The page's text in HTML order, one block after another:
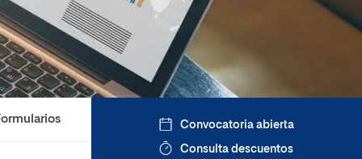
Facultad de Derecho
Facultad de Artes y Ciencias
Sociales
Escuela de Doctorado
Convocatoria abierta
Consulta descuentos